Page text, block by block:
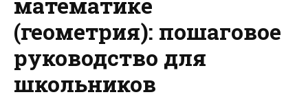
(геометрия): пошаговое
руководство для
школьников